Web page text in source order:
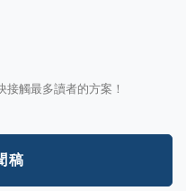
觸最多讀者的方案！
稿